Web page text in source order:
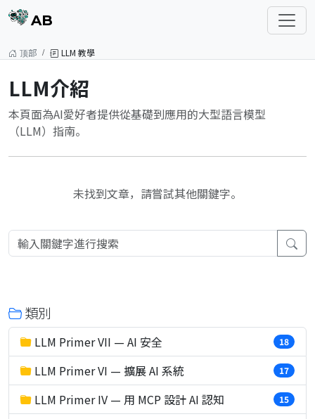
AB
顶部 LLM 教學
LLM介紹
本頁面為AI愛好者提供從基礎到應用的大型語言模型
（LLM）指南。
未找到文章，請嘗試其他關鍵字。
類別
LLM Primer VII — AI 安全 18
LLM Primer VI — 擴展 AI 系統 17
LLM Primer IV — 用 MCP 設計 AI 認知 15